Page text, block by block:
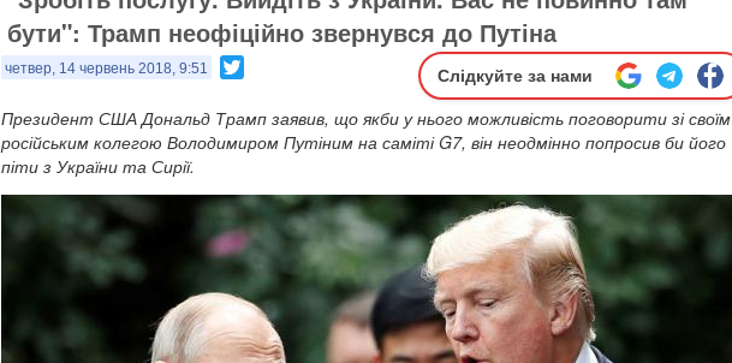
бути": Трамп неофіційно звернувся до Путіна
четвер, 14 червень 2018, 9:51 Слідкуйте за нами
Президент США Дональд Трамп заявив, що якби у нього можливість поговорити зі своїм
російським колегою Володимиром Путіним на саміті G7, він неодмінно попросив би його
піти з України та Сирії.